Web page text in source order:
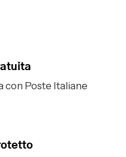
Poste Italiane